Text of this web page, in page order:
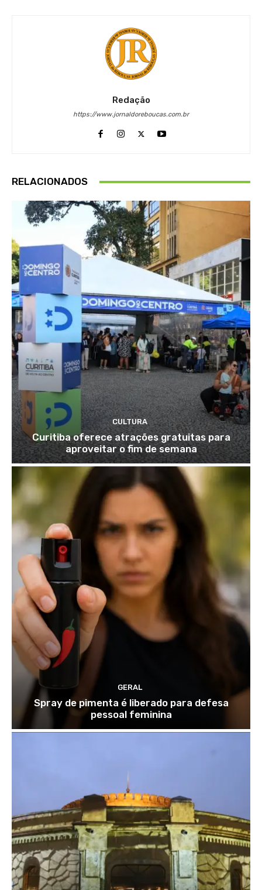
Redação
https://www.jornaldoreboucas.com.br
RELACIONADOS
CULTURA
Curitiba oferece atrações gratuitas para
aproveitar o fim de semana
GERAL
Spray de pimenta é liberado para defesa
pessoal feminina